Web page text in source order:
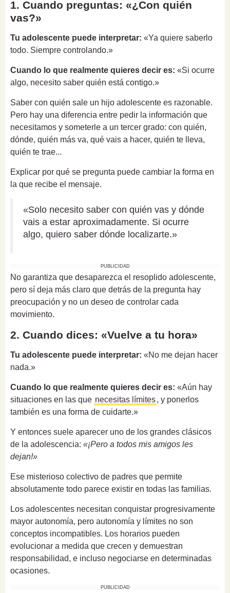
1. Cuando preguntas: «¿Con quién
vas?»
Tu adolescente puede interpretar: «Ya quiere saberlo
todo. Siempre controlando.»
Cuando lo que realmente quieres decir es: «Si ocurre
algo, necesito saber quién está contigo.»
Saber con quién sale un hijo adolescente es razonable.
Pero hay una diferencia entre pedir la información que
necesitamos y someterle a un tercer grado: con quién,
dónde, quién más va, qué vais a hacer, quién te lleva,
quién te trae...
Explicar por qué se pregunta puede cambiar la forma en
la que recibe el mensaje.
«Solo necesito saber con quién vas y dónde
vais a estar aproximadamente. Si ocurre
algo, quiero saber dónde localizarte.»
PUBLICIDAD
No garantiza que desaparezca el resoplido adolescente,
pero sí deja más claro que detrás de la pregunta hay
preocupación y no un deseo de controlar cada
movimiento.
2. Cuando dices: «Vuelve a tu hora»
Tu adolescente puede interpretar: «No me dejan hacer
nada.»
Cuando lo que realmente quieres decir es: «Aún hay
situaciones en las que necesitas límites, y ponerlos
también es una forma de cuidarte.»
Y entonces suele aparecer uno de los grandes clásicos
de la adolescencia: «¡Pero a todos mis amigos les
dejan!»
Ese misterioso colectivo de padres que permite
absolutamente todo parece existir en todas las familias.
Los adolescentes necesitan conquistar progresivamente
mayor autonomía, pero autonomía y límites no son
conceptos incompatibles. Los horarios pueden
evolucionar a medida que crecen y demuestran
responsabilidad, e incluso negociarse en determinadas
ocasiones.
PUBLICIDAD